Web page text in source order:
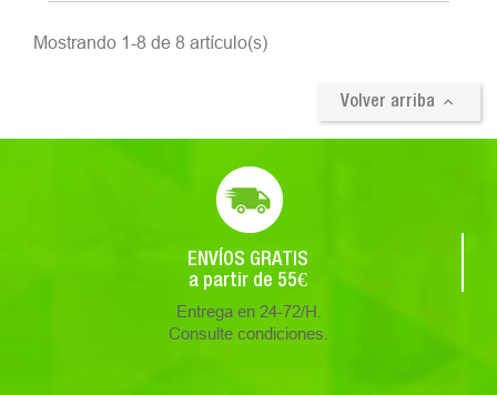
Mostrando 1-8 de 8 artículo(s)
Volver arriba 
ENVÍOS GRATIS
a partir de 55€
Entrega en 24-72/H.
Consulte condiciones.